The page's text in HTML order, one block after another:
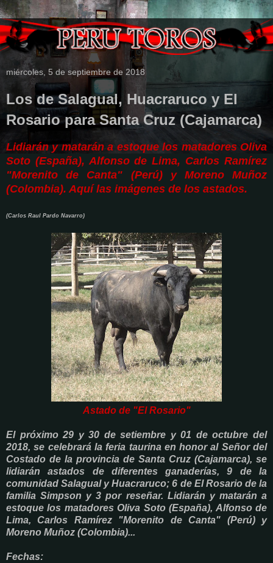
miércoles, 5 de septiembre de 2018
Los de Salagual, Huacraruco y El
Rosario para Santa Cruz (Cajamarca)
Lidiarán y matarán a estoque los matadores Oliva
Soto (España), Alfonso de Lima, Carlos Ramírez
"Morenito de Canta" (Perú) y Moreno Muñoz
(Colombia). Aquí las imágenes de los astados.
(Carlos Raul Pardo Navarro)
Astado de "El Rosario"
El próximo 29 y 30 de setiembre y 01 de octubre del
2018, se celebrará la feria taurina en honor al Señor del
Costado de la provincia de Santa Cruz (Cajamarca), se
lidiarán astados de diferentes ganaderías, 9 de la
comunidad Salagual y Huacraruco; 6 de El Rosario de la
familia Simpson y 3 por reseñar. Lidiarán y matarán a
estoque los matadores Oliva Soto (España), Alfonso de
Lima, Carlos Ramírez "Morenito de Canta" (Perú) y
Moreno Muñoz (Colombia)...
Fechas: